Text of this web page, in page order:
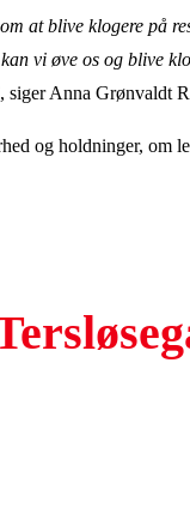
at blive klogere på
vi øve os og blive
siger Anna Grønvaldt
og holdninger, om